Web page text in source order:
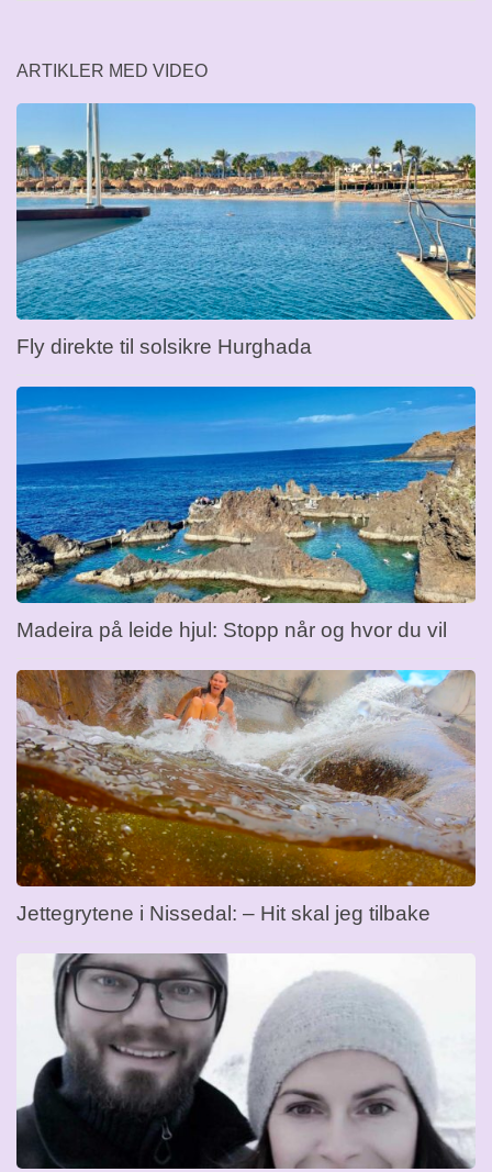
ARTIKLER MED VIDEO
Fly direkte til solsikre Hurghada
Madeira på leide hjul: Stopp når og hvor du vil
Jettegrytene i Nissedal: – Hit skal jeg tilbake